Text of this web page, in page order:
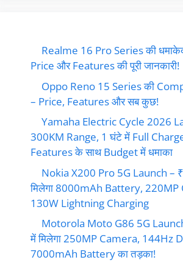
Realme 16 Pro Series की
Price और Features की पूरी जानकारी!
Oppo Reno 15 Series की
– Price, Features और सब कुछ!
Yamaha Electric Cycle 2026
300KM Range, 1 घंटे में Full
Features के साथ Budget में धमाका
Nokia X200 Pro 5G Launch –
मिलेगा 8000mAh Battery,
130W Lightning Charging
Motorola Moto G86 5G
में मिलेगा 250MP Camera, 144Hz
7000mAh Battery का तड़का!